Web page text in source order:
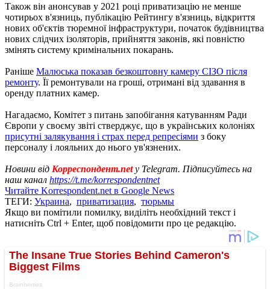
Також він анонсував у 2021 році приватизацію не менше
чотирьох в'язниць, публікацію Рейтингу в'язниць, відкриття
нових об'єктів тюремної інфраструктури, початок будівництва
нових слідчих ізоляторів, прийняття законів, які повністю
змінять систему кримінальних покарань.
Раніше Малюська показав безкоштовну камеру СІЗО після
ремонту. Її ремонтували на гроші, отримані від здавання в
оренду платних камер.
Нагадаємо, Комітет з питань запобігання катуванням Ради
Європи у своєму звіті стверджує, що в українських колоніях
присутні залякування і страх перед репресіями з боку
персоналу і лояльних до нього ув'язнених.
Новини від Корреспондент.netу Telegram. Підписуйтесь на
наш канал https://t.me/korrespondentnet
Читайте Korrespondent.net в Google News
ТЕГИ: Украина, приватизация, тюрьмы
Якщо ви помітили помилку, виділіть необхідний текст і
натисніть Ctrl + Enter, щоб повідомити про це редакцію.